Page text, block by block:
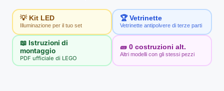
💡 Kit LED
Illuminazione per il tuo set
🏆 Vetrinette
Vetrinette antipolvere di terze parti
📖 Istruzioni di
montaggio
PDF ufficiale di LEGO
🧱 0 costruzioni alt.
Altri modelli con gli stessi pezzi